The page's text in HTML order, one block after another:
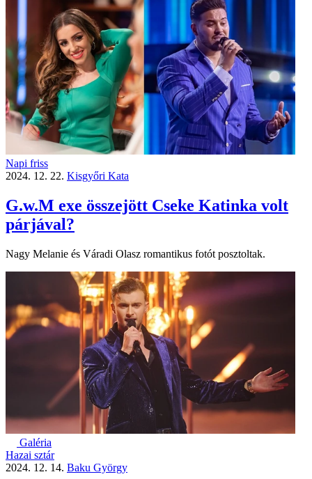
Napi friss
2024. 12. 22. Kisgyőri Kata
G.w.M exe összejött Cseke Katinka volt
párjával?
Nagy Melanie és Váradi Olasz romantikus fotót posztoltak.
Galéria
Hazai sztár
2024. 12. 14. Baku György